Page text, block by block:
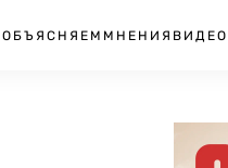
ОБЪЯСНЯЕМ МНЕНИЯ ВИДЕО